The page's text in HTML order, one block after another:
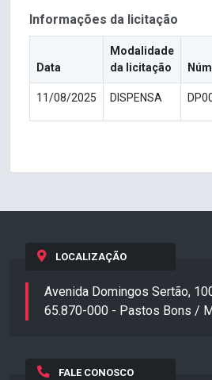
Informações da licitação
Data
Modalidade
da licitação
11/08/2025 DISPENSA
LOCALIZAÇÃO
Avenida Domingos Sertão,
65.870-000 - Pastos Bons /
FALE CONOSCO